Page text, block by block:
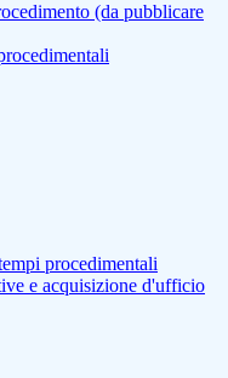
(da pubblicare
procedimentali
e acquisizione d'ufficio